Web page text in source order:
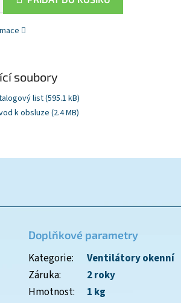
soubory
list (595.1 kB)
k obsluze (2.4 MB)
Doplňkové parametry
Kategorie:
Ventilátory okenní
Záruka:
2 roky
Hmotnost:
1 kg